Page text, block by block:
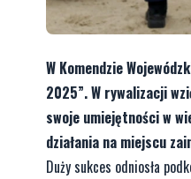
W Komendzie
2025”. W rywalizacji
swoje umiejętności w
działania na miejscu
Duży sukces odniosła